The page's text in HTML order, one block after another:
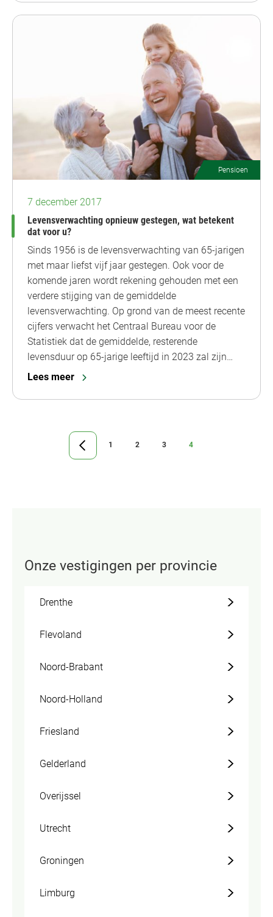
Pensioen
7 december 2017
Levensverwachting opnieuw gestegen, wat betekent
dat voor u?
Sinds 1956 is de levensverwachting van 65-jarigen
met maar liefst vijf jaar gestegen. Ook voor de
komende jaren wordt rekening gehouden met een
verdere stijging van de gemiddelde
levensverwachting. Op grond van de meest recente
cijfers verwacht het Centraal Bureau voor de
Statistiek dat de gemiddelde, resterende
levensduur op 65-jarige leeftijd in 2023 zal zijn…
Lees meer
Ga
naar
Ga
1
Ga
2
Ga
3
Ga
4
Onze vestigingen per provincie
Drenthe
Flevoland
Noord-Brabant
Noord-Holland
Friesland
Gelderland
Overijssel
Utrecht
Groningen
Limburg